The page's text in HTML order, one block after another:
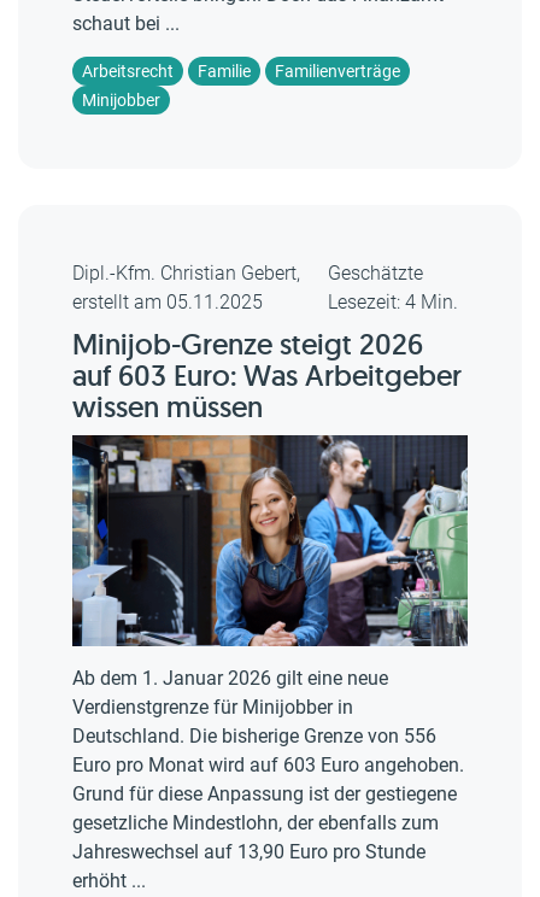
schaut bei ...
Arbeitsrecht Familie
Familienverträge
Minijobber
Dipl.-Kfm. Christian Gebert,
erstellt am 05.11.2025
Geschätzte
Lesezeit: 4 Min.
Minijob-Grenze steigt 2026
auf 603 Euro: Was Arbeitgeber
wissen müssen
Ab dem 1. Januar 2026 gilt eine neue
Verdienstgrenze für Minijobber in
Deutschland. Die bisherige Grenze von 556
Euro pro Monat wird auf 603 Euro angehoben.
Grund für diese Anpassung ist der gestiegene
gesetzliche Mindestlohn, der ebenfalls zum
Jahreswechsel auf 13,90 Euro pro Stunde
erhöht ...